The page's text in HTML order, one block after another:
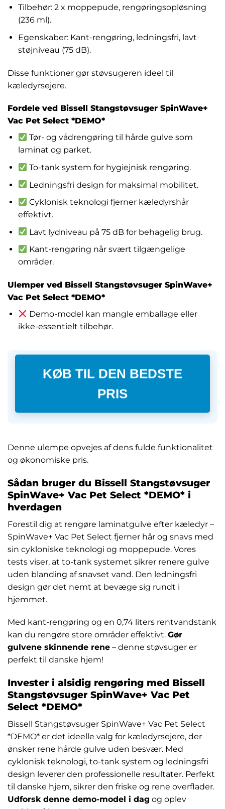
Tilbehør: 2 x moppepude, rengøringsopløsning
(236 ml).
Egenskaber: Kant-rengøring, ledningsfri, lavt
støjniveau (75 dB).
Disse funktioner gør støvsugeren ideel til
kæledyrsejere.
Fordele ved Bissell Stangstøvsuger SpinWave+
Vac Pet Select *DEMO*
Tør- og vådrengøring til hårde gulve som
laminat og parket.
To-tank system for hygiejnisk rengøring.
Ledningsfri design for maksimal mobilitet.
Cyklonisk teknologi fjerner kæledyrshår
effektivt.
Lavt lydniveau på 75 dB for behagelig brug.
Kant-rengøring når svært tilgængelige
områder.
Ulemper ved Bissell Stangstøvsuger SpinWave+
Vac Pet Select *DEMO*
Demo-model kan mangle emballage eller
ikke-essentielt tilbehør.
KØB TIL DEN BEDSTE
PRIS
Denne ulempe opvejes af dens fulde funktionalitet
og økonomiske pris.
Sådan bruger du Bissell Stangstøvsuger
SpinWave+ Vac Pet Select *DEMO* i
hverdagen
Forestil dig at rengøre laminatgulve efter kæledyr –
SpinWave+ Vac Pet Select fjerner hår og snavs med
sin cykloniske teknologi og moppepude. Vores
tests viser, at to-tank systemet sikrer renere gulve
uden blanding af snavset vand. Den ledningsfri
design gør det nemt at bevæge sig rundt i
hjemmet.
Med kant-rengøring og en 0,74 liters rentvandstank
kan du rengøre store områder effektivt. Gør
gulvene skinnende rene – denne støvsuger er
perfekt til danske hjem!
Invester i alsidig rengøring med Bissell
Stangstøvsuger SpinWave+ Vac Pet
Select *DEMO*
Bissell Stangstøvsuger SpinWave+ Vac Pet Select
*DEMO* er det ideelle valg for kæledyrsejere, der
ønsker rene hårde gulve uden besvær. Med
cyklonisk teknologi, to-tank system og ledningsfri
design leverer den professionelle resultater. Perfekt
til danske hjem, sikrer den friske og rene overflader.
Udforsk denne demo-model i dag og oplev